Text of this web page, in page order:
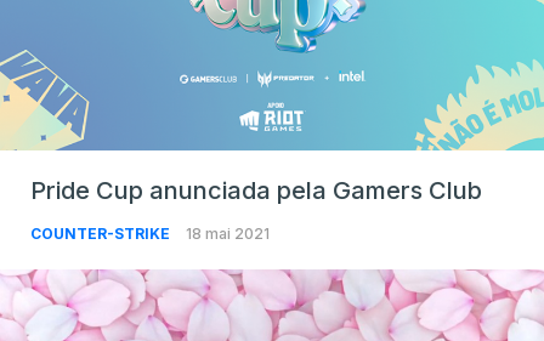
Pride Cup anunciada pela Gamers Club
COUNTER-STRIKE 18 mai 2021